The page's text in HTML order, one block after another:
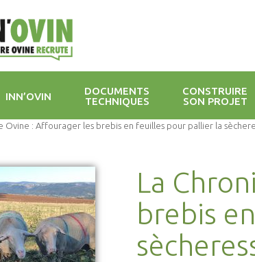
INN’OVIN
DOCUMENTS
TECHNIQUES
CONSTRUIRE
SON PROJET
Ovine : Affourager les brebis en feuilles pour pallier la
La
brebis